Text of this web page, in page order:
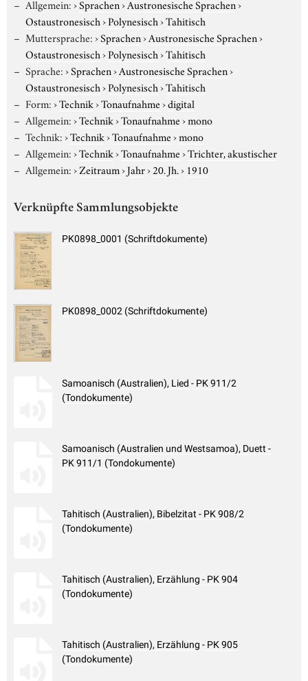
Allgemein:›Sprachen›Austronesische Sprachen›
Ostaustronesisch›Polynesisch›Tahitisch
Muttersprache:›Sprachen›Austronesische Sprachen›
Ostaustronesisch›Polynesisch›Tahitisch
Sprache:›Sprachen›Austronesische Sprachen›
Ostaustronesisch›Polynesisch›Tahitisch
Form:›Technik›Tonaufnahme›digital
Allgemein:›Technik›Tonaufnahme›mono
Technik:›Technik›Tonaufnahme›mono
Allgemein:›Technik›Tonaufnahme›Trichter, akustischer
Allgemein:›Zeitraum›Jahr›20. Jh.› 1910
Verknüpfte Sammlungsobjekte
PK0898_0001 (Schriftdokumente)
PK0898_0002 (Schriftdokumente)
Samoanisch (Australien), Lied - PK 911/2
(Tondokumente)
Samoanisch (Australien und Westsamoa), Duett -
PK 911/1 (Tondokumente)
Tahitisch (Australien), Bibelzitat - PK 908/2
(Tondokumente)
Tahitisch (Australien), Erzählung - PK 904
(Tondokumente)
Tahitisch (Australien), Erzählung - PK 905
(Tondokumente)